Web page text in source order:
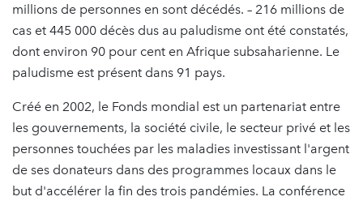
millions de personnes en sont décédés. – 216 millions de
cas et 445 000 décès dus au paludisme ont été constatés,
dont environ 90 pour cent en Afrique subsaharienne. Le
paludisme est présent dans 91 pays.
Créé en 2002, le Fonds mondial est un partenariat entre
les gouvernements, la société civile, le secteur privé et les
personnes touchées par les maladies investissant l'argent
de ses donateurs dans des programmes locaux dans le
but d'accélérer la fin des trois pandémies. La conférence